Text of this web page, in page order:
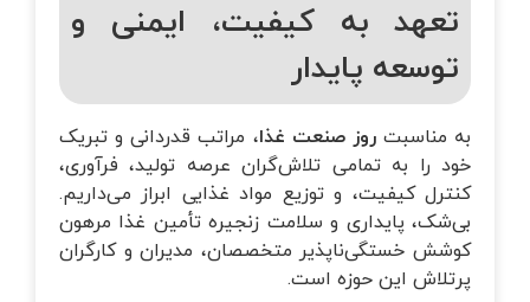
فنی
تعهد به کیفیت، ایمنی و
توسعه پایدار
به مناسبتروز صنعت غذا، مراتب قدردانی و تبریک
خود را به تمامی تلاش‌گران عرصه تولید، فرآوری،
کنترل کیفیت، و توزیع مواد غذایی ابراز می‌داریم.
بی‌شک، پایداری و سلامت زنجیره تأمین غذا مرهون
کوشش خستگی‌ناپذیر متخصصان، مدیران و کارگران
پرتلاش این حوزه است.